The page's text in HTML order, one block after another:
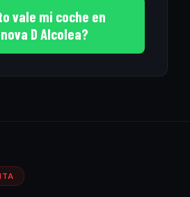
vale mi coche en
D Alcolea?